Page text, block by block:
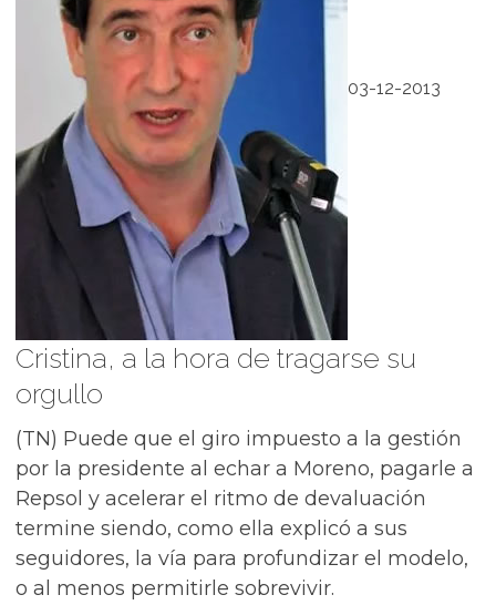
03-12-2013
Cristina, a la hora de tragarse su
orgullo
(TN) Puede que el giro impuesto a la gestión
por la presidente al echar a Moreno, pagarle a
Repsol y acelerar el ritmo de devaluación
termine siendo, como ella explicó a sus
seguidores, la vía para profundizar el modelo,
o al menos permitirle sobrevivir.